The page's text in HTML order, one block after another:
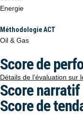
Energie
Méthodologie ACT
Oil & Gas
Score de
Détails de l’évaluation sur
Score narratif
Score de